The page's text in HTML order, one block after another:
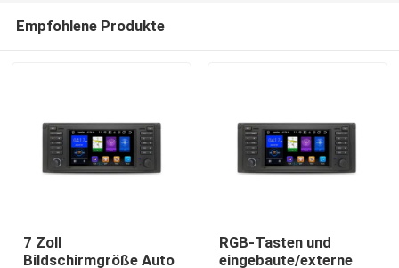
Empfohlene Produkte
7 Zoll
Bildschirmgröße Auto
RGB-Tasten und
eingebaute/externe